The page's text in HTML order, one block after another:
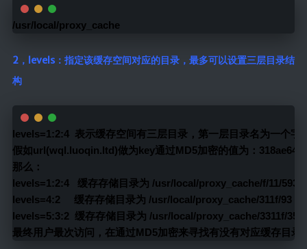
/usr/local/proxy_cache
2，levels：指定该缓存空间对应的目录，最多可以设置三层目录结
构
levels=1:2:4  表示缓存空间有三层目录，第一层目录名为一个
假如url(wql.luoqin.ltd)做为key通过MD5加密的值为：
那么：
levels=1:2:4   缓存存储目录为 /usr/local/proxy_cache/f/11/5933
levels=4:2     缓存存储目录为 /usr/local/proxy_cache/311f/93
levels=5:3:2  缓存存储目录为 /usr/local/proxy_cache/3311f/
最终用户最次访问，在通过MD5加密来寻找有没有对应缓存目录